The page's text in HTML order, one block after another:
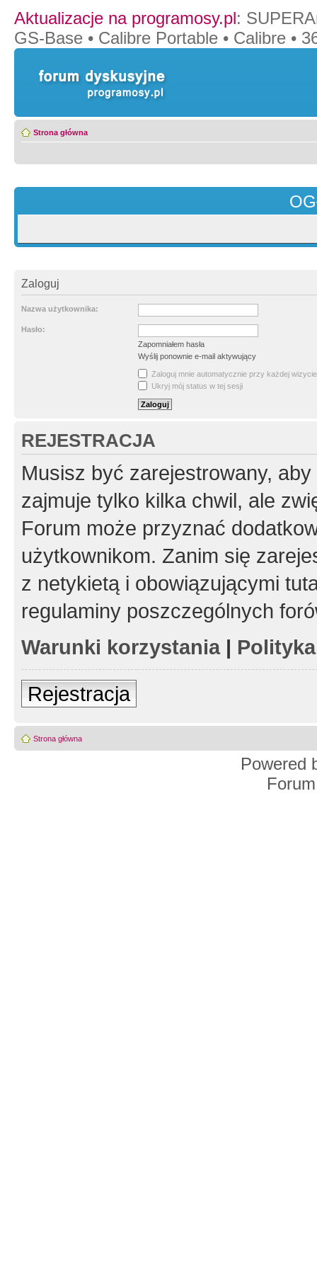
Aktualizacje na programosy.pl:
GS-Base • Calibre Portable • Calibre •
Strona główna
Zaloguj
Nazwa użytkownika:
Hasło:
Zapomniałem hasła
Wyślij ponownie e-mail aktywujący
Zaloguj mnie automatycznie przy każdej wizycie
Ukryj mój status w tej sesji
REJESTRACJA
Musisz być zarejestrowany,
zajmuje tylko kilka chwil, ale
Forum może przyznać
użytkownikom. Zanim się
z netykietą i obowiązującymi
regulaminy poszczególnych
Warunki korzystania|
Rejestracja
Strona główna
Powered